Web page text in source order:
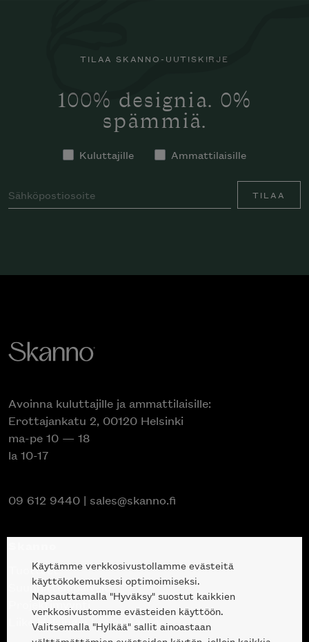
TILAA SKANNO-UUTISKIRJE
100% designia. 0%
spämmiä.
Kuluttajille Ammattilaisille
TILAA
Avoinna kuluttajille ja ammattilaisille:
Erottajankatu 2, 00120 Helsinki
ma-pe 10 — 18
la 10-17
09 612 9440 | sales@skanno.fi
Tuotteet
Suunnittelupalvelu
Projektimyynti
Liike Helsingin keskustassa
Käytämme verkkosivustollamme evästeitä
käyttökokemuksesi optimoimiseksi.
Napsauttamalla "Hyväksy" suostut kaikkien
verkkosivustomme evästeiden käyttöön.
Valitsemalla "Hylkää" sallit ainoastaan